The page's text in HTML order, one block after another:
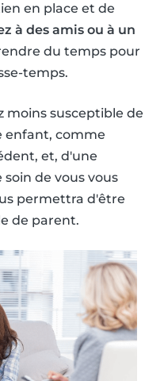
en place et de
à des amis ou à un
du temps pour
temps.
moins susceptible de
enfant, comme
et, d'une
de vous vous
permettra d'être
de parent.